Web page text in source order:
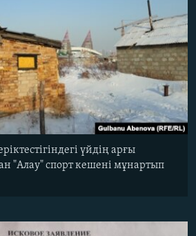
үйдің арғы
"Алау" спорт кешені мұнартып